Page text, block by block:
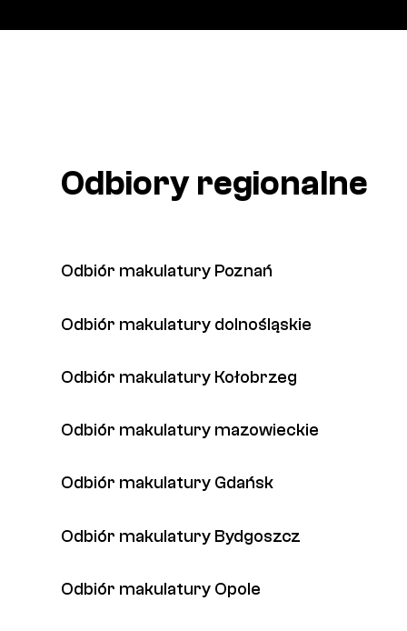
Odbiory regionalne
Odbiór makulatury Poznań
Odbiór makulatury dolnośląskie
Odbiór makulatury Kołobrzeg
Odbiór makulatury mazowieckie
Odbiór makulatury Gdańsk
Odbiór makulatury Bydgoszcz
Odbiór makulatury Opole